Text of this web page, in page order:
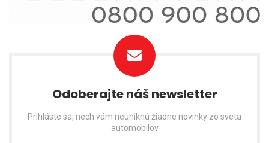
Odoberajte náš newsletter
Prihláste sa, nech vám neuniknú žiadne novinky zo sveta
automobilov